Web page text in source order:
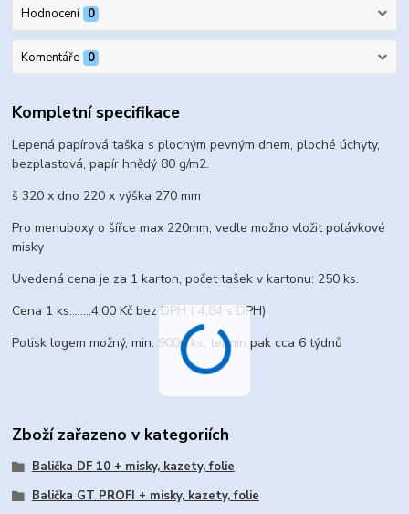
Hodnocení 0
Komentáře 0
Kompletní specifikace
Lepená papírová taška s plochým pevným dnem, ploché úchyty,
bezplastová, papír hnědý 80 g/m2.
š 320 x dno 220 x výška 270 mm
Pro menuboxy o šířce max 220mm, vedle možno vložit polávkové
misky
Uvedená cena je za 1 karton, počet tašek v kartonu: 250 ks.
Cena 1 ks........4,00 Kč bez DPH ( 4,84 s DPH)
Potisk logem možný, min. 9000 ks, termín pak cca 6 týdnů
Zboží zařazeno v kategoriích
Balička DF 10 + misky, kazety, folie
Balička GT PROFI + misky, kazety, folie